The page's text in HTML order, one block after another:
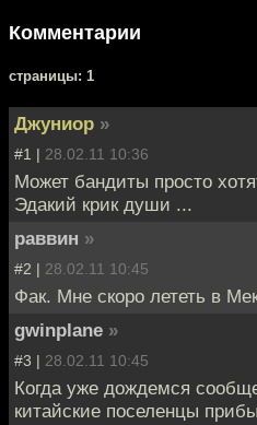
Комментарии
cтраницы: 1
Джуниор »
#1 | 28.02.11 10:36
Может бандиты просто
Эдакий крик души ...
раввин »
#2 | 28.02.11 10:45
Фак. Мне скоро лететь в
gwinplane »
#3 | 28.02.11 10:45
Когда уже дождемся
китайские поселенцы